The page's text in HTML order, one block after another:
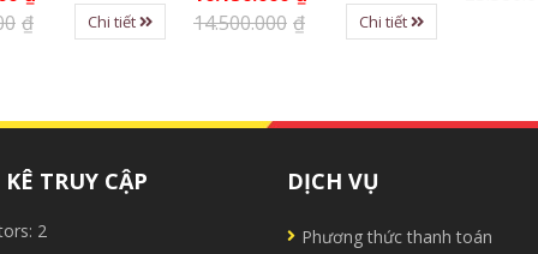
₫ Chi tiết
14.500.000 ₫ Chi tiết
TRUY CẬP
2
DỊCH VỤ
Phương thức thanh toán